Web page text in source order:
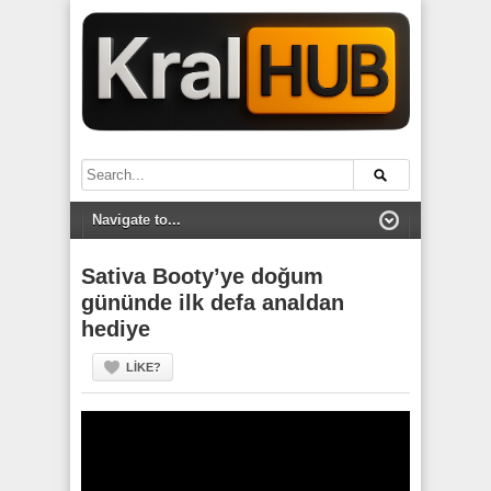
Sativa Booty’ye doğum
gününde ilk defa analdan
hediye
LIKE?